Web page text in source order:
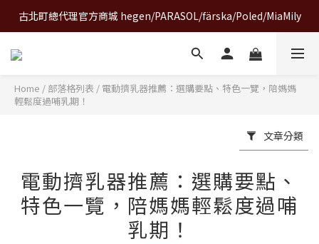
A World of Wonder 奇想世界特展｜套票熱賣中
古北町總代理官方商城 hegen/PARASOL/färska/Poled/MiaMily
A World of Wonder 奇想世界特展｜套票熱賣中
Home / 部落格列表 / 電動擠乳器推薦：選購要點、特色一覽，陪媽媽
輕鬆度過哺乳期！
文章分類
電動擠乳器推薦：選購要點、
特色一覽，陪媽媽輕鬆度過哺
乳期！